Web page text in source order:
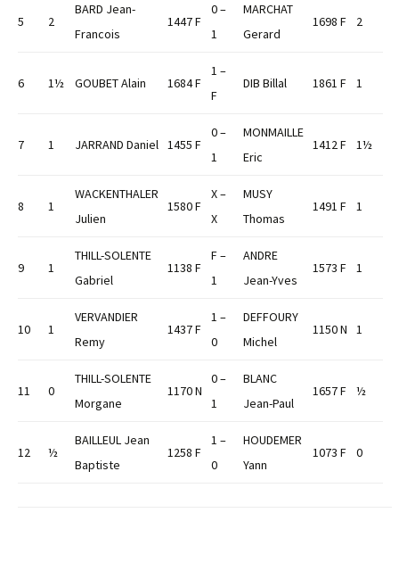
5 2
BARD Jean-
Francois
1447 F
0 –
1
MARCHAT
Gerard
1698 F 2
6 1½ GOUBET Alain 1684 F
1 –
F
DIB Billal 1861 F 1
7 1 JARRAND Daniel 1455 F
0 –
1
MONMAILLE
Eric
1412 F 1½
8 1
WACKENTHALER
Julien
1580 F
X –
X
MUSY
Thomas
1491 F 1
9 1
THILL-SOLENTE
Gabriel
1138 F
F –
1
ANDRE
Jean-Yves
1573 F 1
10 1
VERVANDIER
Remy
1437 F
1 –
0
DEFFOURY
Michel
1150 N 1
11 0
THILL-SOLENTE
Morgane
1170 N
0 –
1
BLANC
Jean-Paul
1657 F ½
12 ½
BAILLEUL Jean
Baptiste
1258 F
1 –
0
HOUDEMER
Yann
1073 F 0